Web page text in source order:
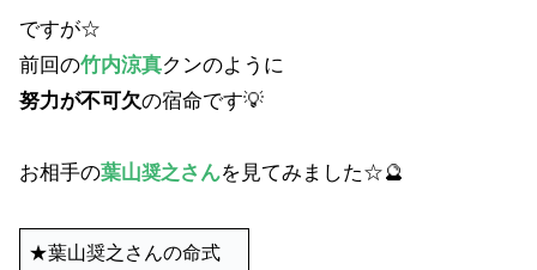
ですが☆
前回の竹内涼真クンのように
努力が不可欠の宿命です💡
お相手の葉山奨之さんを見てみました☆🔮
★葉山奨之さんの命式